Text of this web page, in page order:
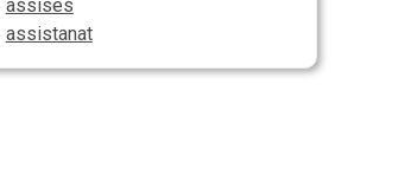
assises
assistanat